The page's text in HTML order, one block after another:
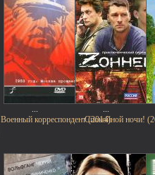
...
...
Военный корреспондент (2014)Спокойной ночи!